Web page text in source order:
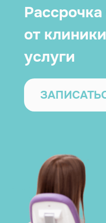
Рассрочка
от
услуги